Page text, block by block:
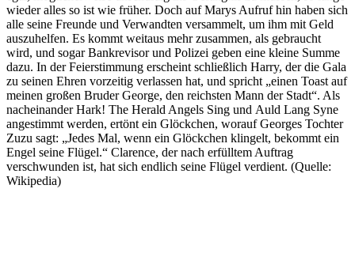
wieder alles so ist wie früher. Doch auf Marys Aufruf hin haben sich
alle seine Freunde und Verwandten versammelt, um ihm mit Geld
auszuhelfen. Es kommt weitaus mehr zusammen, als gebraucht
wird, und sogar Bankrevisor und Polizei geben eine kleine Summe
dazu. In der Feierstimmung erscheint schließlich Harry, der die Gala
zu seinen Ehren vorzeitig verlassen hat, und spricht „einen Toast auf
meinen großen Bruder George, den reichsten Mann der Stadt“. Als
nacheinander Hark! The Herald Angels Sing und Auld Lang Syne
angestimmt werden, ertönt ein Glöckchen, worauf Georges Tochter
Zuzu sagt: „Jedes Mal, wenn ein Glöckchen klingelt, bekommt ein
Engel seine Flügel.“ Clarence, der nach erfülltem Auftrag
verschwunden ist, hat sich endlich seine Flügel verdient. (Quelle:
Wikipedia)